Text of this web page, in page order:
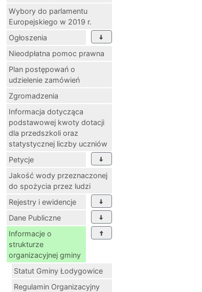
Wybory do parlamentu
Europejskiego w 2019 r.
Ogłoszenia
Nieodpłatna pomoc prawna
Plan postępowań o
udzielenie zamówień
Zgromadzenia
Informacja dotycząca
podstawowej kwoty dotacji
dla przedszkoli oraz
statystycznej liczby uczniów
Petycje
Jakość wody przeznaczonej
do spożycia przez ludzi
Rejestry i ewidencje
Dane Publiczne
Informacje o
strukturze
organizacyjnej gminy
Statut Gminy Łodygowice
Regulamin Organizacyjny